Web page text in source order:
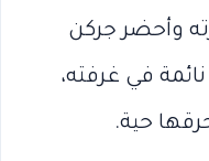
وأحضر جركن
في غرفته،
حية.